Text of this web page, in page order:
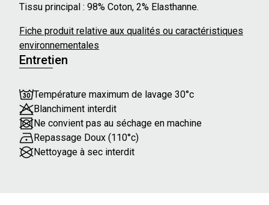
Tissu principal : 98% Coton, 2% Elasthanne.
Fiche produit relative aux qualités ou caractéristiques
environnementales
Entretien
Température maximum de lavage 30°c
Blanchiment interdit
Ne convient pas au séchage en machine
Repassage Doux (110°c)
Nettoyage à sec interdit